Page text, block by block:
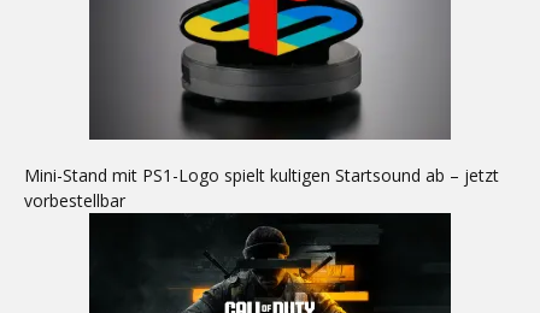
Mini-Stand mit PS1-Logo spielt kultigen Startsound ab – jetzt
vorbestellbar